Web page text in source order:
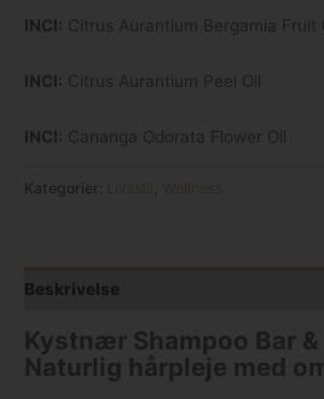
INCI: Citrus Aurantium Bergamia Fruit
INCI: Citrus Aurantium Peel Oil
INCI: Cananga Odorata Flower Oil
Kategorier:
Beskrivelse
Kystnær Shampoo Bar &
Naturlig hårpleje med